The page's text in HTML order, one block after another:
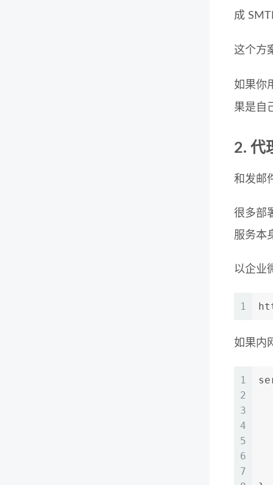
成
这个方
如果你
果是自
2. 代
和发邮
很多部
服务本
以企业
1
如果内
1
2
3
4
5
6
7